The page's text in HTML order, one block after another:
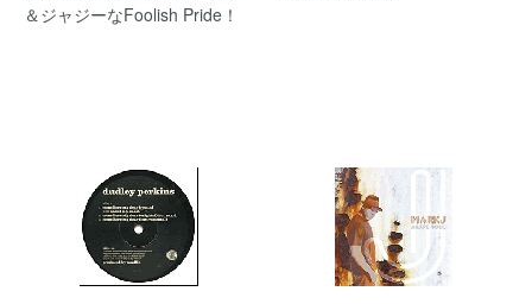
＆ジャジーなFoolish Pride！